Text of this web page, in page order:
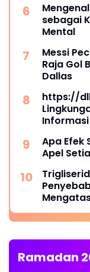
sebagai
Mental
Messi
Raja Gol
Dallas
https://
Apa Efek
Apel
Ramadan